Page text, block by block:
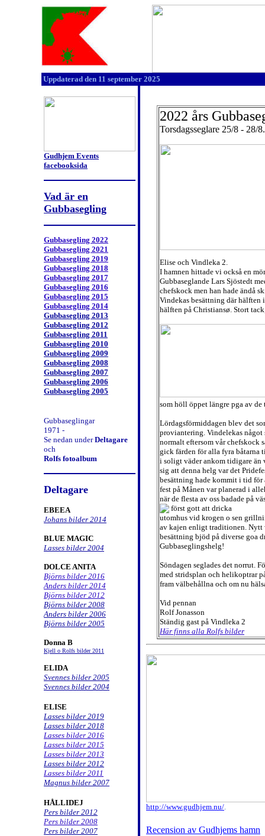
Uppdaterad den 11 september 2025
Gudhjem Events
facebooksida
Vad är en
Gubbasegling
Gubbasegling 2022
Gubbasegling 2021
Gubbasegling 2019
Gubbasegling 2018
Gubbasegling 2017
Gubbasegling 2016
Gubbasegling 2015
Gubbasegling 2014
Gubbasegling 2013
Gubbasegling 2012
Gubbasegling 2011
Gubbasegling 2010
Gubbasegling 2009
Gubbasegling 2008
Gubbasegling 2007
Gubbasegling 2006
Gubbasegling 2005
Gubbaseglingar
1971 -
Se nedan underDeltagare
och
Rolfs fotoalbum
Deltagare
EBEEA
Johans bilder 2014
BLUE MAGIC
Lasses bilder 2004
DOLCE ANITA
Björns bilder 2016
Anders bilder 2014
Björns bilder 2012
Björns bilder 2008
Anders bilder 2006
Björns bilder 2005
Donna B
Kjell o Rolfs bilder 2011
ELIDA
Svennes bilder 2005
Svennes bilder 2004
ELISE
Lasses bilder 2019
Lasses bilder 2018
Lasses bilder 2016
Lasses bilder 2015
Lasses bilder 2013
Lasses bilder 2012
Lasses bilder 2011
Magnus bilder 2007
HÅLLIDEJ
Pers bilder 2012
Pers bilder 2008
Pers bilder 2007
2022 års
Torsdagsseglare 25/8 - 28/
Elise och Vindleka 2.
I hamnen hittade vi också en
Gubbaseglande Lars Sjöstedt
chefskock men han hade ändå
Vindekas besättning där hälften
hälften på Christiansø. Stort
som höll öppet längre pga av
Lördagsförmiddagen blev det
proviantering. Vindelekas något
normalt eftersom vår chefskock
gick färden för alla fyra båtarna
i soligt väder ankom tidigare än
sig att denna helg var det
besättning hade kommit i tid för
fest på Månen var planerad i
när de flesta av oss badade på
först gott att dricka
utomhus vid krogen o sen
av kajen enligt traditionen. Nytt
besättning bjöd på diverse goa
Gubbaseglingshelg!
Söndagen seglades det norrut.
med stridsplan och helikoptrar
fram välbehållna och om nu
Vid pennan
Rolf Jonasson
Ständig gast på Vindleka 2
Här finns alla Rolfs bilder
http://www.gudhjem.nu/.
Recension av Gudhjems hamn